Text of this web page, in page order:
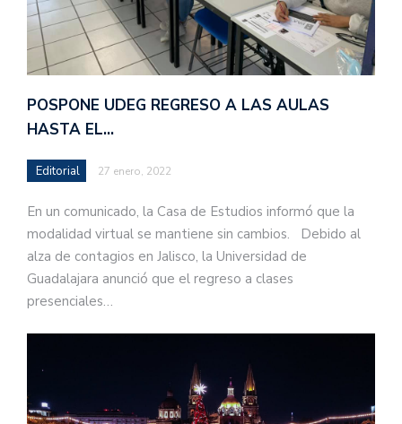
POSPONE UDEG REGRESO A LAS AULAS
HASTA EL…
Editorial 27 enero, 2022
En un comunicado, la Casa de Estudios informó que la
modalidad virtual se mantiene sin cambios. Debido al
alza de contagios en Jalisco, la Universidad de
Guadalajara anunció que el regreso a clases
presenciales…